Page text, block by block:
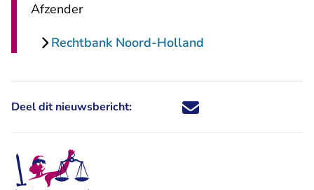
Afzender
Rechtbank Noord-Holland
Deel dit nieuwsbericht: Deel dit nieuwsbericht via X -
Deel dit nieuwsbericht via
Deel dit nieuwsbericht
Deel dit